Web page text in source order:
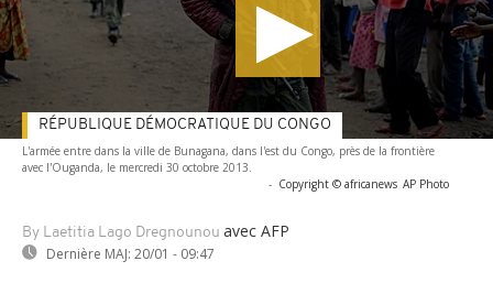
L'armée entre dans la ville de Bunagana, dans l'est du Congo, près de la frontière
avec l'Ouganda, le mercredi 30 octobre 2013.
- Copyright © africanews AP Photo
By Laetitia Lago Dregnounou avec AFP
Dernière MAJ: 20/01 - 09:47
RÉPUBLIQUE DÉMOCRATIQUE DU CONGO